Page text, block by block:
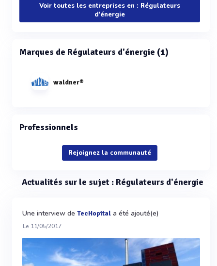
Voir toutes les entreprises en : Régulateurs
d'énergie
Marques de Régulateurs d'énergie (1)
waldner®
Professionnels
Rejoignez la communauté
Actualités sur le sujet : Régulateurs d'énergie
Une interview de TecHopital a été ajouté(e)
Le 11/05/2017